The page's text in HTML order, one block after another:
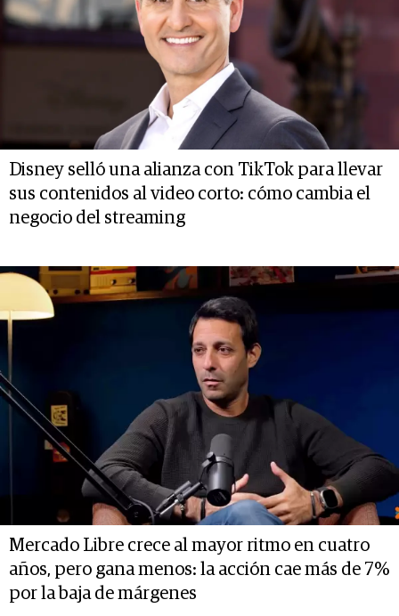
Disney selló una alianza con TikTok para llevar
sus contenidos al video corto: cómo cambia el
negocio del streaming
Mercado Libre crece al mayor ritmo en cuatro
años, pero gana menos: la acción cae más de 7%
por la baja de márgenes